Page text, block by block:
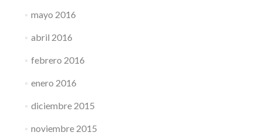
mayo 2016
abril 2016
febrero 2016
enero 2016
diciembre 2015
noviembre 2015